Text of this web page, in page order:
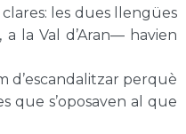
les dues llengües
la Val d’Aran— havien
d’escandalitzar perquè
que s’oposaven al que